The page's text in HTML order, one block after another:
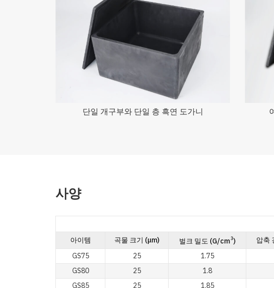
단일 개구부와 단일 층 흑연 도가니
사양
아이템
곡물 크기 (μm) 벌크 밀도 (G/cm3) 압축
GS75
25 1.75
GS80
25 1.8
GS85
25 1.85